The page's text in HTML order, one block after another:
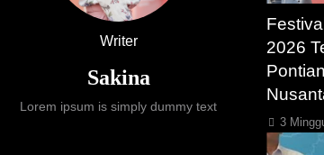
Writer
Sakina
Lorem ipsum is simply dummy text
2026
3